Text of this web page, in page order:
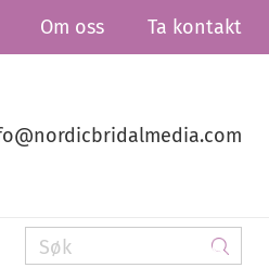
Om oss Ta kontakt